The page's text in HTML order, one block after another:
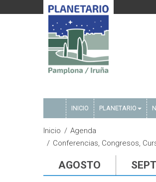
INICIO PLANETARIO
Inicio
Agenda
Conferencias, Congresos,
AGOSTO